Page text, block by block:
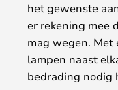
het gewenste
er rekening mee
mag wegen. Met
lampen naast
bedrading nodig